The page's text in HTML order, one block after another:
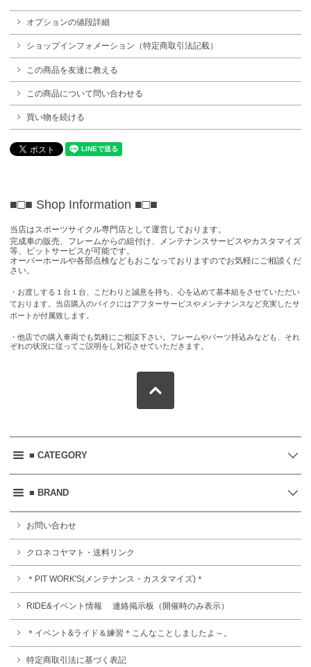
オプションの値段詳細
ショップインフォメーション（特定商取引法記載）
この商品を友達に教える
この商品について問い合わせる
買い物を続ける
■□■ Shop Information ■□■
当店はスポーツサイクル専門店として運営しております。
完成車の販売、フレームからの組付け、メンテナンスサービスやカスタマイズ
等、ピットサービスが可能です。
オーバーホールや各部点検などもおこなっておりますのでお気軽にご相談くだ
さい。
・お渡しする１台１台、こだわりと誠意を持ち、心を込めて基本組をさせていただい
ております。当店購入のバイクにはアフターサービスやメンテナンスなど充実したサ
ポートが付属致します。
・他店での購入車両でも気軽にご相談下さい。フレームやパーツ持込みなども、それ
ぞれの状況に従ってご説明をし対応させていただきます。
■ CATEGORY
■ BRAND
お問い合わせ
クロネコヤマト・送料リンク
＊PIT WORK'S(メンテナンス・カスタマイズ)＊
RIDE&イベント情報 連絡掲示板（開催時のみ表示）
＊イベント&ライド＆練習＊こんなことしましたよ～。
特定商取引法に基づく表記